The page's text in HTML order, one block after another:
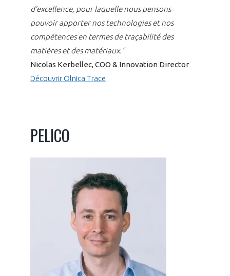
d’excellence, pour laquelle nous pensons
pouvoir apporter nos technologies et nos
compétences en termes de traçabilité des
matières et des matériaux."
Nicolas Kerbellec, COO & Innovation Director
Découvrir Olnica Trace
PELICO